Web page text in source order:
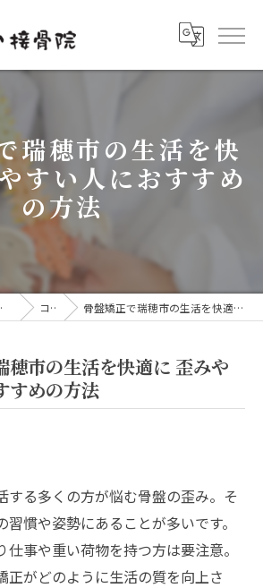
瑞穂市の生活を快
すい人におすすめ
の方法
接骨院 コラム 骨盤矯正で瑞穂市の生活を快適に 歪みやすい人におすすめの方法
穂市の生活を快適に 歪みや
すめの方法
する多くの方が悩む骨盤の歪み。そ
慣や姿勢にあることが多いです。
事や重い荷物を持つ方は要注意。
正がどのように生活の質を向上さ